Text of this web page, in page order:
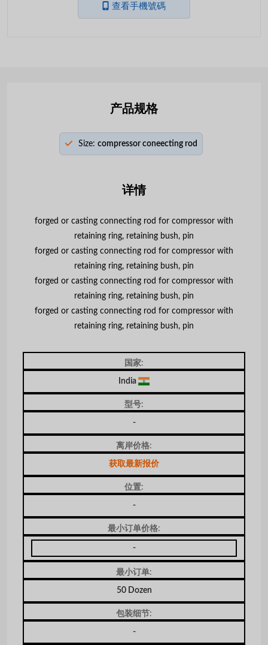
查看手機號碼
产品规格
Size: compressor coneecting rod
详情
forged or casting connecting rod for compressor with
retaining ring, retaining bush, pin
forged or casting connecting rod for compressor with
retaining ring, retaining bush, pin
forged or casting connecting rod for compressor with
retaining ring, retaining bush, pin
forged or casting connecting rod for compressor with
retaining ring, retaining bush, pin
国家:
India
型号:
-
离岸价格:
获取最新报价
位置:
-
最小订单价格:
-
最小订单:
50 Dozen
包装细节:
-